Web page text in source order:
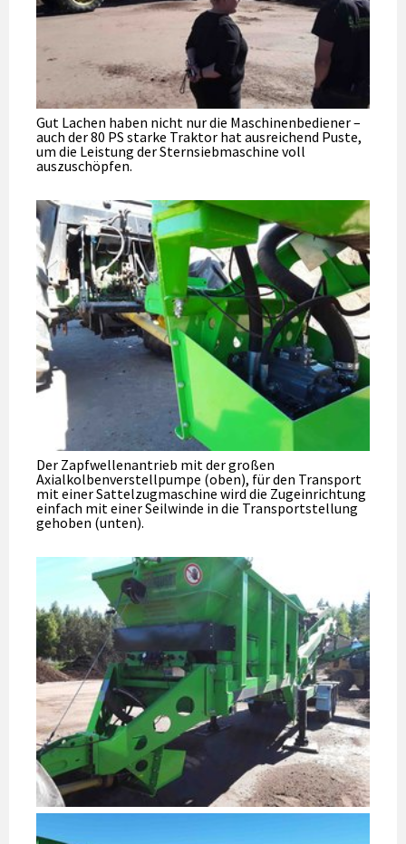
Gut Lachen haben nicht nur die Maschinenbediener –
auch der 80 PS starke Traktor hat ausreichend Puste,
um die Leistung der Sternsiebmaschine voll
auszuschöpfen.
Der Zapfwellenantrieb mit der großen
Axialkolbenverstellpumpe (oben), für den Transport
mit einer Sattelzugmaschine wird die Zugeinrichtung
einfach mit einer Seilwinde in die Transportstellung
gehoben (unten).